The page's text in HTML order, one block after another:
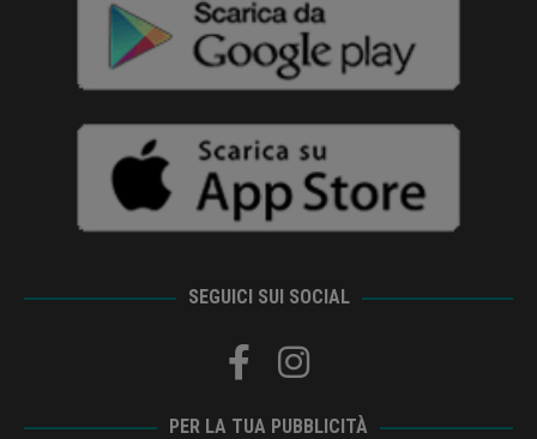
SEGUICI SUI SOCIAL
PER LA TUA PUBBLICITÀ